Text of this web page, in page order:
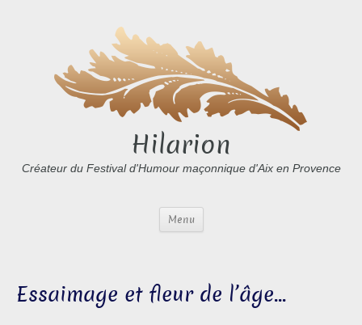
Hilarion
Créateur du Festival d'Humour maçonnique d'Aix en Provence
Menu
Essaimage et fleur de l’âge…